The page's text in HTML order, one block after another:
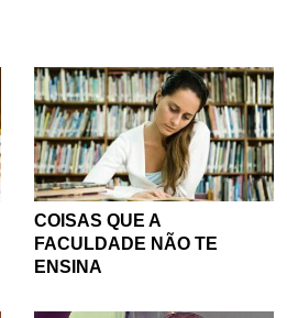
COISAS QUE A
FACULDADE NÃO TE
ENSINA